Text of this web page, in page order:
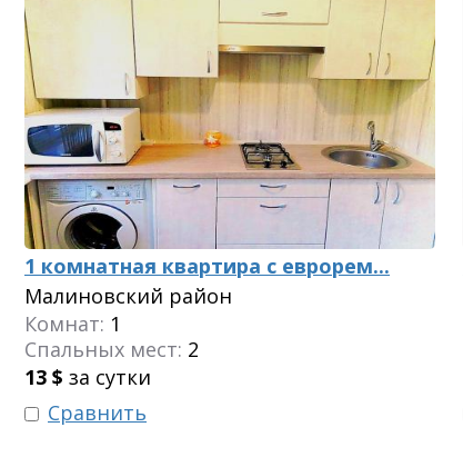
1 комнатная квартира с еврорем...
Малиновский район
Комнат: 1
Спальных мест: 2
13 $ за сутки
Сравнить